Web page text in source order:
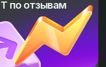
по отзывам